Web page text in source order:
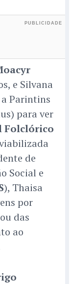
e Silvana
a Parintins
para ver
Folclórico
de
Social e
), Thaisa
por
das
ao